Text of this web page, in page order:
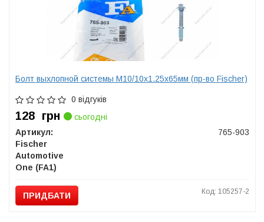
Болт выхлопной системы M10/10x1.25x65мм (пр-во Fischer)
0 відгуків
128 грн
сьогодні
Артикул:
765-903
Fischer
Automotive
One (FA1)
ПРИДБАТИ Код: 105257-2